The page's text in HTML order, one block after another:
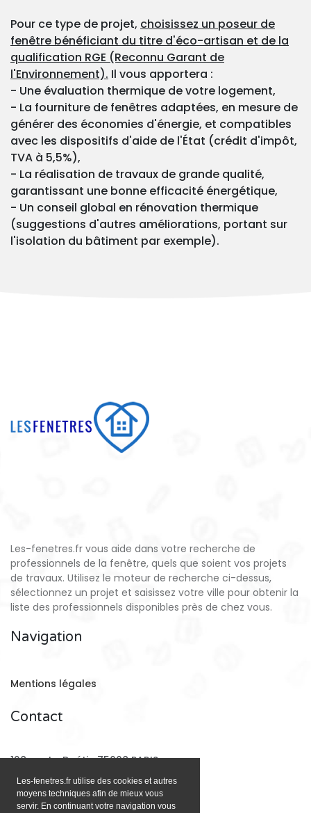
Les-fenetres.fr utilise des cookies et autres
moyens techniques afin de mieux vous
servir. En continuant votre navigation vous
Pour ce type de projet, choisissez un poseur de
fenêtre bénéficiant du titre d'éco-artisan et de la
qualification RGE (Reconnu Garant de
l'Environnement). Il vous apportera :
- Une évaluation thermique de votre logement,
- La fourniture de fenêtres adaptées, en mesure de
générer des économies d'énergie, et compatibles
avec les dispositifs d'aide de l'État (crédit d'impôt,
TVA à 5,5%),
- La réalisation de travaux de grande qualité,
garantissant une bonne efficacité énergétique,
- Un conseil global en rénovation thermique
(suggestions d'autres améliorations, portant sur
l'isolation du bâtiment par exemple).
Les-fenetres.fr vous aide dans votre recherche de
professionnels de la fenêtre, quels que soient vos projets
de travaux. Utilisez le moteur de recherche ci-dessus,
sélectionnez un projet et saisissez votre ville pour obtenir la
liste des professionnels disponibles près de chez vous.
Navigation
Mentions légales
Contact
128 rue La Boétie 75008 PARIS
Email: contact@les-fenetres.fr